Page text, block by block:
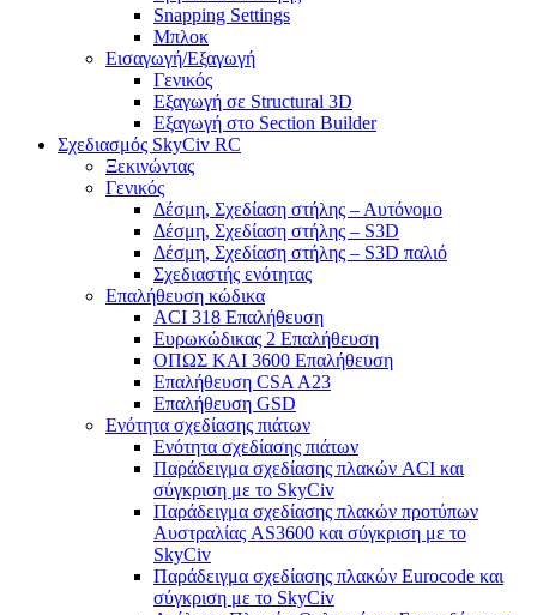
Snapping Settings
Μπλοκ
Εισαγωγή/Εξαγωγή
Γενικός
Εξαγωγή σε Structural 3D
Εξαγωγή στο Section Builder
Σχεδιασμός SkyCiv RC
Ξεκινώντας
Γενικός
Δέσμη, Σχεδίαση στήλης – Αυτόνομο
Δέσμη, Σχεδίαση στήλης – S3D
Δέσμη, Σχεδίαση στήλης – S3D παλιό
Σχεδιαστής ενότητας
Επαλήθευση κώδικα
ACI 318 Επαλήθευση
Ευρωκώδικας 2 Επαλήθευση
ΟΠΩΣ ΚΑΙ 3600 Επαλήθευση
Επαλήθευση CSA A23
Επαλήθευση GSD
Ενότητα σχεδίασης πιάτων
Ενότητα σχεδίασης πιάτων
Παράδειγμα σχεδίασης πλακών ACI και
σύγκριση με το SkyCiv
Παράδειγμα σχεδίασης πλακών προτύπων
Αυστραλίας AS3600 και σύγκριση με το
SkyCiv
Παράδειγμα σχεδίασης πλακών Eurocode και
σύγκριση με το SkyCiv